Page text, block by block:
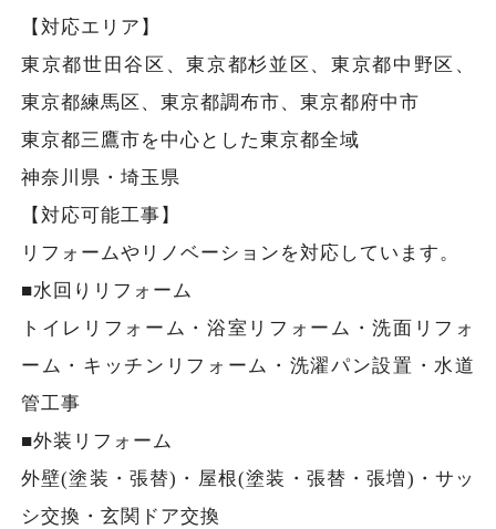
【対応エリア】
東京都世田谷区、東京都杉並区、東京都中野区、
東京都練馬区、東京都調布市、東京都府中市
東京都三鷹市を中心とした東京都全域
神奈川県・埼玉県
【対応可能工事】
リフォームやリノベーションを対応しています。
■水回りリフォーム
トイレリフォーム・浴室リフォーム・洗面リフォ
ーム・キッチンリフォーム・洗濯パン設置・水道
管工事
■外装リフォーム
外壁(塗装・張替)・屋根(塗装・張替・張増)・サッ
シ交換・玄関ドア交換